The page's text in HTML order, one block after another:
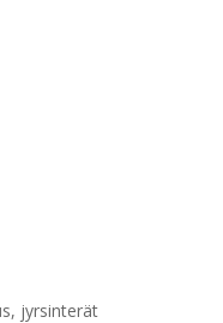
jyrsinterät